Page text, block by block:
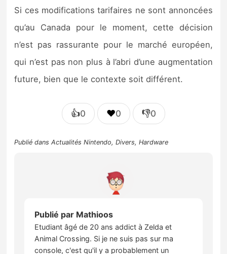
Si ces modifications tarifaires ne sont annoncées
qu’au Canada pour le moment, cette décision
n’est pas rassurante pour le marché européen,
qui n’est pas non plus à l’abri d’une augmentation
future, bien que le contexte soit différent.
👍0 ❤️0 👎0
Publié dansActualités Nintendo,Divers,Hardware
Publié par Mathioos
Etudiant âgé de 20 ans addict à Zelda et
Animal Crossing. Si je ne suis pas sur ma
console, c'est qu'il y a probablement un